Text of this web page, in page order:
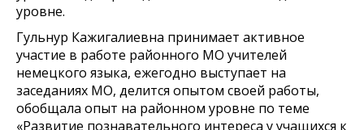
уровне.
Гульнур Кажигалиевна принимает активное
участие в работе районного МО учителей
немецкого языка, ежегодно выступает на
заседаниях МО, делится опытом своей работы,
обобщала опыт на районном уровне по теме
«Развитие познавательного интереса у учащихся к